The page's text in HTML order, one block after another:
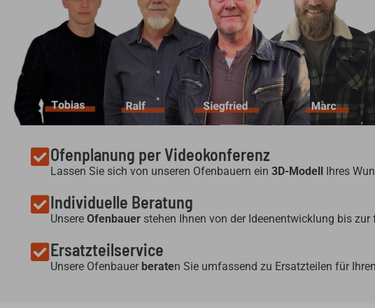
Ofenplanung per Videokonferenz
Lassen Sie sich von unseren Ofenbauern ein 3D-Modell Ihres
Individuelle Beratung
Unsere Ofenbauer stehen Ihnen von der Ideenentwicklung bis
Ersatzteilservice
Unsere Ofenbauer beraten Sie umfassend zu Ersatzteilen für